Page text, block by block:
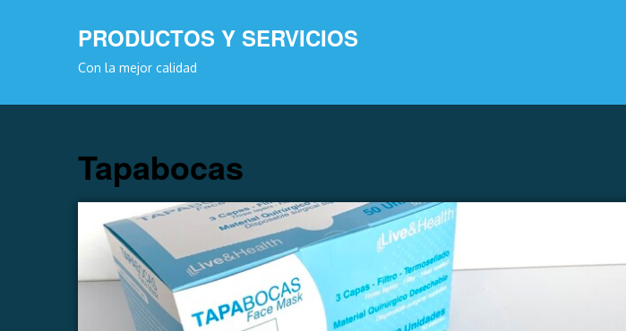
PRODUCTOS Y SERVICIOS
Con la mejor calidad
Tapabocas